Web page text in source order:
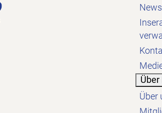
News
Über
Über